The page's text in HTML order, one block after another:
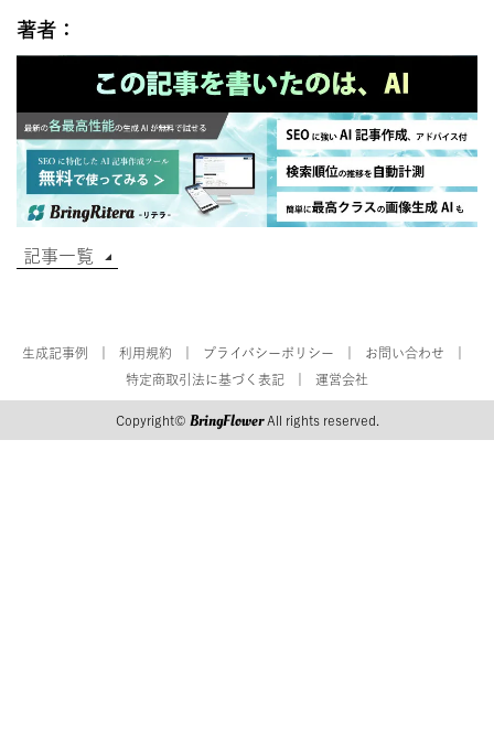
著者：
記事一覧
生成記事例 利用規約 プライバシーポリシー
お問い合わせ
特定商取引法に基づく表記
運営会社
Copyright© BringFlowerAll rights reserved.